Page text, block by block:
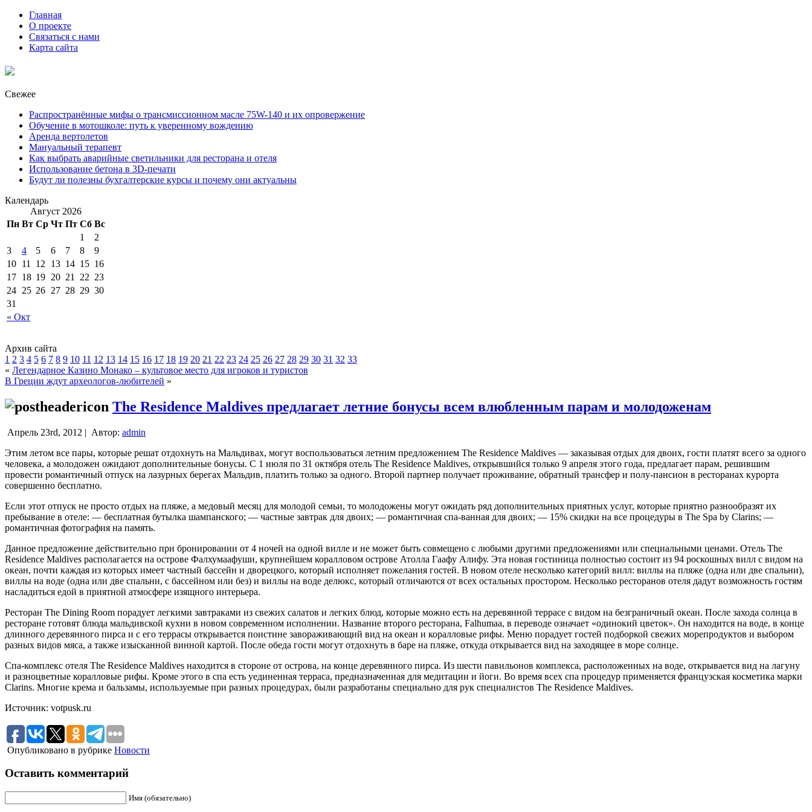
Главная
О проекте
Связаться с нами
Карта сайта
Свежее
Распространённые мифы о трансмиссионном масле 75W-140 и их опровержение
Обучение в мотошколе: путь к уверенному вождению
Аренда вертолетов
Мануальный терапевт
Как выбрать аварийные светильники для ресторана и отеля
Использование бетона в 3D-печати
Будут ли полезны бухгалтерские курсы и почему они актуальны
Календарь
Август 2026
Пн Вт Ср Чт Пт Сб Вс
« Окт
1
2
3
4 5 6 7 8
9
10 11 12 13 14 15 16
17 18 19 20 21 22 23
24 25 26 27 28 29 30
31
Архив сайта
1 2 3 4 5 6 7 8 9 10 11 12 13 14 15 16 17 18 19 20 21 22 23 24 25 26 27 28 29 30 31 32 33
« Легендарное Казино Монако – культовое место для игроков и туристов
В Греции ждут археологов-любителей »
The Residence Maldives предлагает летние бонусы всем влюбленным парам и молодоженам
Апрель 23rd, 2012 | Автор: admin
Этим летом все пары, которые решат отдохнуть на Мальдивах, могут воспользоваться летним предложением The Residence Maldives — заказывая отдых для двоих, гости платят всего за одного
человека, а молодожен ожидают дополнительные бонусы. С 1 июля по 31 октября отель The Residence Maldives, открывшийся только 9 апреля этого года, предлагает парам, решившим
провести романтичный отпуск на лазурных берегах Мальдив, платить только за одного. Второй партнер получает проживание, обратный трансфер и полу-пансион в ресторанах курорта
совершенно бесплатно.
Если этот отпуск не просто отдых на пляже, а медовый месяц для молодой семьи, то молодожены могут ожидать ряд дополнительных приятных услуг, которые приятно разнообразят их
пребывание в отеле: — бесплатная бутылка шампанского; — частные завтрак для двоих; — романтичная спа-ванная для двоих; — 15% скидки на все процедуры в The Spa by Clarins; —
романтичная фотография на память.
Данное предложение действительно при бронировании от 4 ночей на одной вилле и не может быть совмещено с любыми другими предложениями или специальными ценами. Отель The
Residence Maldives располагается на острове Фалхумаафуши, крупнейшем коралловом острове Атолла Гаафу Алифу. Эта новая гостиница полностью состоит из 94 роскошных вилл с видом на
океан, почти каждая из которых имеет частный бассейн и дворецкого, который исполняет пожелания гостей. В новом отеле несколько категорий вилл: виллы на пляже (одна или две спальни),
виллы на воде (одна или две спальни, с бассейном или без) и виллы на воде делюкс, который отличаются от всех остальных простором. Несколько ресторанов отеля дадут возможность гостям
насладиться едой в приятной атмосфере изящного интерьера.
Ресторан The Dining Room порадует легкими завтраками из свежих салатов и легких блюд, которые можно есть на деревянной террасе с видом на безграничный океан. После захода солнца в
ресторане готовят блюда мальдивской кухни в новом современном исполнении. Название второго ресторана, Falhumaa, в переводе означает «одинокий цветок». Он находится на воде, в конце
длинного деревянного пирса и с его террасы открывается поистине завораживающий вид на океан и коралловые рифы. Меню порадует гостей подборкой свежих морепродуктов и выбором
разных видов мяса, а также изысканной винной картой. После обеда гости могут отдохнуть в баре на пляже, откуда открывается вид на заходящее в море солнце.
Спа-комплекс отеля The Residence Maldives находится в стороне от острова, на конце деревянного пирса. Из шести павильонов комплекса, расположенных на воде, открывается вид на лагуну
и разноцветные коралловые рифы. Кроме этого в спа есть уединенная терраса, предназначенная для медитации и йоги. Во время всех спа процедур применяется французская косметика марки
Clarins. Многие крема и бальзамы, используемые при разных процедурах, были разработаны специально для рук специалистов The Residence Maldives.
Источник: votpusk.ru
Опубликовано в рубрике Новости
Оставить комментарий
Имя (обязательно)